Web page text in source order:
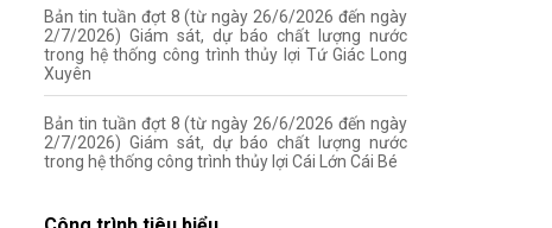
Bản tin tuần đợt 8 (từ ngày 26/6/2026 đến ngày
2/7/2026) Giám sát, dự báo chất lượng nước
trong hệ thống công trình thủy lợi Tứ Giác Long
Xuyên
Bản tin tuần đợt 8 (từ ngày 26/6/2026 đến ngày
2/7/2026) Giám sát, dự báo chất lượng nước
trong hệ thống công trình thủy lợi Cái Lớn Cái Bé